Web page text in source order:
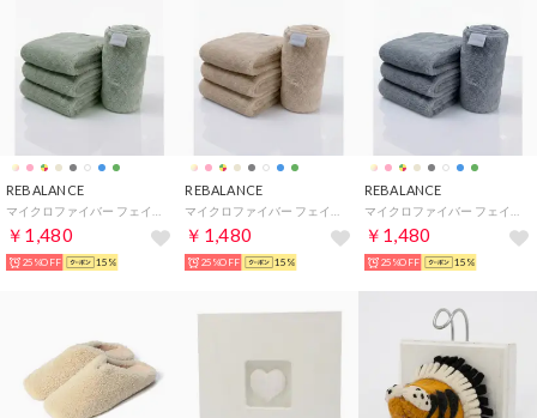
REBALANCE
￥1,480
25%OFF 15%
REBALANCE
￥1,480
25%OFF 15%
REBALANCE
￥1,480
25%OFF 15%